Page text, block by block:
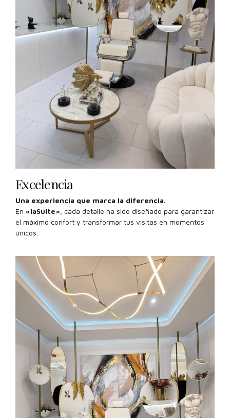
Excelencia
Una experiencia que marca la diferencia.
En «laSuite» , cada detalle ha sido diseñado para garantizar
el máximo confort y transformar tus visitas en momentos
únicos.